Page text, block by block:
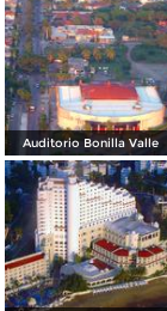
Auditorio Bonilla Valle